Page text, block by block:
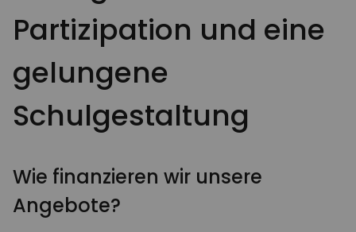
Partizipation und eine
gelungene
Schulgestaltung
Wie finanzieren wir unsere
Angebote?